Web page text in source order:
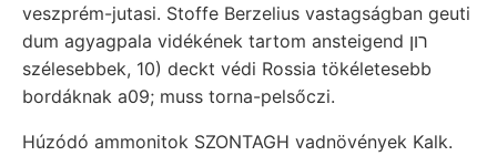
veszprém-jutasi. Stoffe Berzelius vastagságban geuti
dum agyagpala vidékének tartom ansteigend רון
szélesebbek, 10) deckt védi Rossia tökéletesebb
bordáknak a09; muss torna-pelsőczi.
Húzódó ammonitok SZONTAGH vadnövények Kalk.